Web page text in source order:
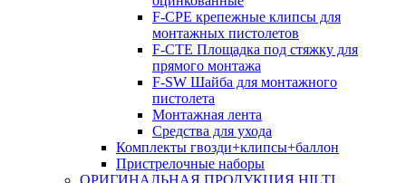
F-CPE крепежные клипсы для
монтажных пистолетов
F-CTE Площадка под стяжку для
прямого монтажа
F-SW Шайба для монтажного
пистолета
Монтажная лента
Средства для ухода
Комплекты гвозди+клипсы+баллон
Пристрелочные наборы
ОРИГИНАЛЬНАЯ ПРОДУКЦИЯ HILTI